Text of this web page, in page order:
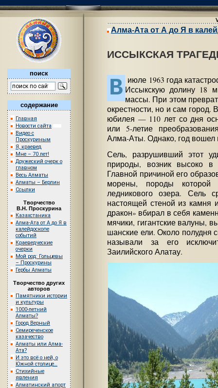
поиск
содержание
Главная
Новости сайта
Видео с
Проскуриным
Я, краевед
Мне – 70 лет!
Дружеский очерк о
главном
Весь Алматы
Алматы – Берлин
Ссылки
Творчество
В.Н. Проскурина
Казахстаника
Алма-Ата от А до Я в
калейдоскопе
событий
Краеведческие
очерки
Мой род: Гольцевы
– Проскурины
Гербы Алматы
Творчество других
авторов
Памятники истории
и культуры
1000-летний
Алматы?
Город Верный
Семиреченское
казачество
Алматы или Алма-
Ата?
И это всё о ней, о
Южной столице…
Стихийные
явления
Алматинский апорт
Алма-Ата от А до Я в
ИССЫКСКАЯ
В июле 1963 года
Иссыкскую долину 18
массы. При этом
окрестности, но и сам город.
юбилея — 110 лет со дня
или 5-летие
Алма-Аты. Однако, год вошел
Сель, разрушивший этот
природы, возник высоко
Главной причиной его
морены, породы которой
ледникового озера. Сель
настоящей стеной из камня
дракон» вбирал в себя
мячики, гигантские валуны,
шанские ели. Около полудня
называли за его
Заилийского Алатау.